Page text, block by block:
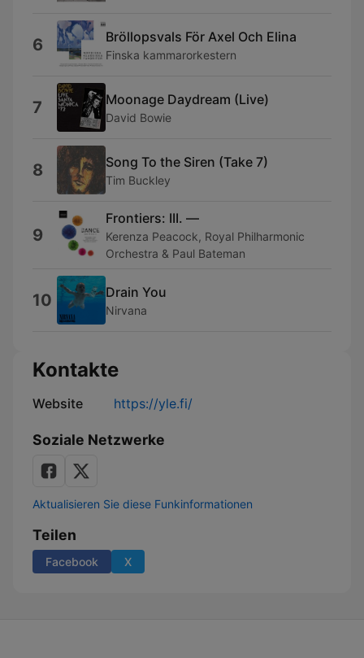
6 Bröllopsvals För Axel Och Elina
Finska kammarorkestern
7 Moonage Daydream (Live)
David Bowie
8 Song To the Siren (Take 7)
Tim Buckley
9
Frontiers: III. —
Kerenza Peacock, Royal Philharmonic
Orchestra & Paul Bateman
10 Drain You
Nirvana
Kontakte
Website https://yle.fi/
Soziale Netzwerke
Aktualisieren Sie diese Funkinformationen
Teilen
Facebook X